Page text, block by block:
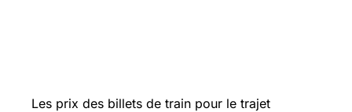
Les prix des billets de train pour le trajet